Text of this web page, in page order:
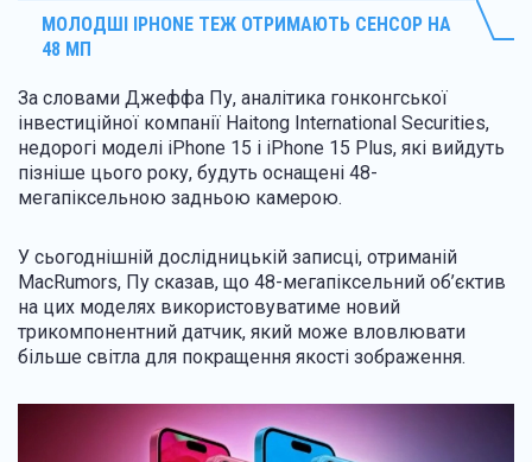
МОЛОДШІ IPHONE ТЕЖ ОТРИМАЮТЬ СЕНСОР НА
48 МП
За словами Джеффа Пу, аналітика гонконгської
інвестиційної компанії Haitong International Securities,
недорогі моделі iPhone 15 і iPhone 15 Plus, які вийдуть
пізніше цього року, будуть оснащені 48-
мегапіксельною задньою камерою.
У сьогоднішній дослідницькій записці, отриманій
MacRumors, Пу сказав, що 48-мегапіксельний об’єктив
на цих моделях використовуватиме новий
трикомпонентний датчик, який може вловлювати
більше світла для покращення якості зображення.